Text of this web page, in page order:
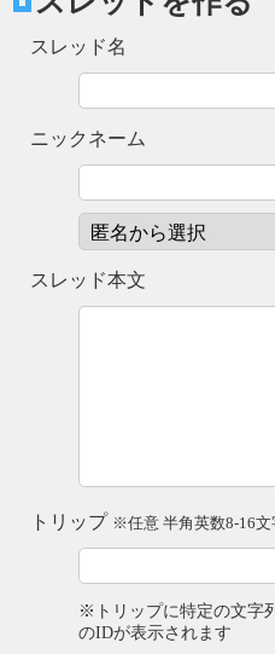
スレッド名
ニックネーム
スレッド本文
トリップ ※任意 半角英数8-16文
※トリップに特定の文字
のIDが表示されます